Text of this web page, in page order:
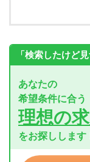
「検索したけど
あなたの
希望条件に合う
理想の
をお探しします